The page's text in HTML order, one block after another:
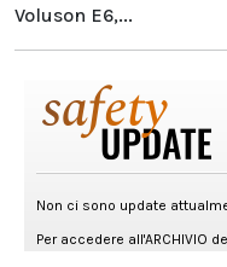
Voluson E6,...